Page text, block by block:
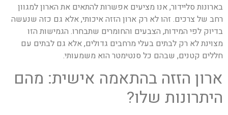
בארונות סליידור, אנו מציעים אפשרות להתאים את הארון למגוון
רחב של צרכים. זהו לא רק ארון הזזה איכותי, אלא גם כזה שנעשה
בדיוק לפי המידות, הצבעים והחומרים שתבחרו. הגמישות הזו
מצוינת לא רק לבתים בעלי מרחבים גדולים, אלא גם לבתים עם
חללים קטנים, שבהם כל סנטימטר הוא משמעותי.
ארון הזזה בהתאמה אישית: מהם
היתרונות שלו?